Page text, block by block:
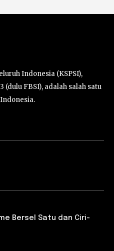
Indonesia (KSPSI),
(dulu FBSI), adalah salah satu
Bersel Satu dan Ciri-